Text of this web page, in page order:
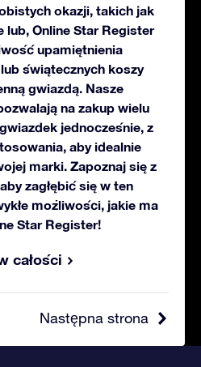
okazji, takich jak
lub, Online Star Register
upamiętnienia
świątecznych koszy
gwiazdą. Nasze
na zakup wielu
jednocześnie, z
aby idealnie
marki. Zapoznaj się z
zagłębić się w ten
możliwości, jakie ma
Star Register!
całości
Następna strona